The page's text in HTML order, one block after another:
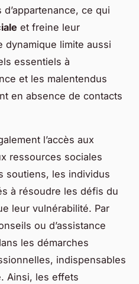
ce qui
et freine leur
dynamique limite aussi
essentiels à
et les malentendus
en absence de contacts
l’accès aux
ressources sociales
soutiens, les individus
à résoudre les défis du
leur vulnérabilité. Par
ou d’assistance
les démarches
indispensables
Ainsi, les effets